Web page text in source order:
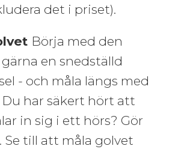
det i priset).
Börja med den
en snedställd
- och måla längs med
Du har säkert hört att
in sig i ett hörs? Gör
Se till att måla golvet